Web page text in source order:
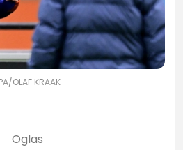
OLAF KRAAK